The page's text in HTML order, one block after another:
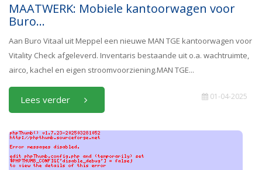
MAATWERK: Mobiele kantoorwagen voor
Buro...
Aan Buro Vitaal uit Meppel een nieuwe MAN TGE kantoorwagen voor
Vitality Check afgeleverd. Inventaris bestaande uit o.a. wachtruimte,
airco, kachel en eigen stroomvoorziening.MAN TGE...
Lees verder 01-04-2025